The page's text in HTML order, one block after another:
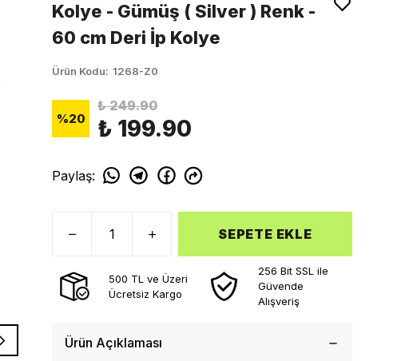
Kolye - Gümüş ( Silver ) Renk -
60 cm Deri İp Kolye
Ürün Kodu: 1268-Z0
%20
₺ 249.90
₺ 199.90
Paylaş:
SEPETE EKLE
500 TL ve Üzeri
Ücretsiz Kargo
256 Bit SSL ile
Güvende
Alışveriş
Ürün Açıklaması